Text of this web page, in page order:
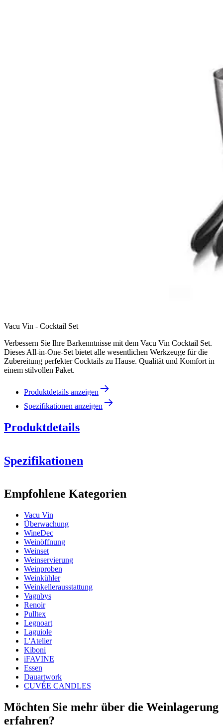
Vacu Vin - Cocktail Set
Verbessern Sie Ihre Barkenntnisse mit dem Vacu Vin Cocktail Set.
Dieses All-in-One-Set bietet alle wesentlichen Werkzeuge für die
Zubereitung perfekter Cocktails zu Hause. Qualität und Komfort in
einem stilvollen Paket.
Produktdetails anzeigen
Spezifikationen anzeigen
Produktdetails
Spezifikationen
ProduktnummerV7850360
Abmessungen (BxHxT cm)
Gewicht (kg)
Empfohlene Kategorien
Vacu Vin
Überwachung
WineDec
Weinöffnung
Weinset
Weinservierung
Weinproben
Weinkühler
Weinkellerausstattung
Vagnbys
Renoir
Pulltex
Legnoart
Laguiole
L'Atelier
Kiboni
iFAVINE
Essen
Dauartwork
CUVÉE CANDLES
Möchten Sie mehr über die Weinlagerung
erfahren?